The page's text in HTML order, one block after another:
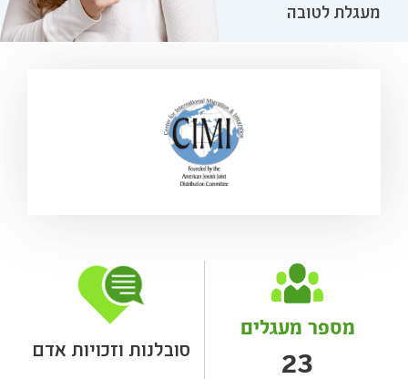
מעגלת לטובה
מספר מעגלים
23 סובלנות וזכויות אדם